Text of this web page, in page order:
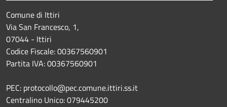
Comune di Ittiri
Via San Francesco, 1,
07044 - Ittiri
Codice Fiscale: 00367560901
Partita IVA: 00367560901
PEC: protocollo@pec.comune.ittiri.ss.it
Centralino Unico: 079445200